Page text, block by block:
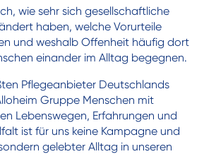
wie sehr sich gesellschaftliche
haben, welche Vorurteile
und weshalb Offenheit häufig dort
einander im Alltag begegnen.
Pflegeanbieter Deutschlands
Gruppe Menschen mit
Lebenswegen, Erfahrungen und
ist für uns keine Kampagne und
gelebter Alltag in unseren